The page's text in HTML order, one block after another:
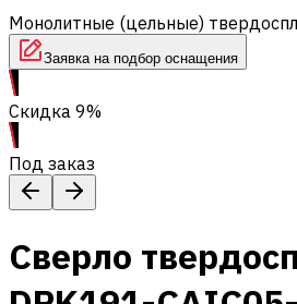
Монолитные (цельные)
Заявка на подбор оснащения
Скидка 9%
Под заказ
Сверло